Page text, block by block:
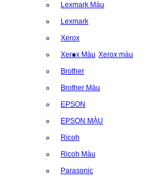
Lexmark Màu
Lexmark
Xerox
Xerox Màu Xerox màu
Brother
Brother Màu
EPSON
EPSON MÀU
Ricoh
Ricoh Màu
Parasonic